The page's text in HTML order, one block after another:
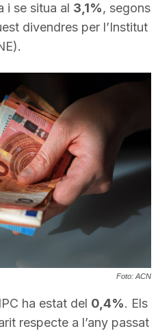
i se situa al 3,1%, segons
divendres per l’Institut
Foto: ACN
ha estat del 0,4%. Els
respecte a l’any passat